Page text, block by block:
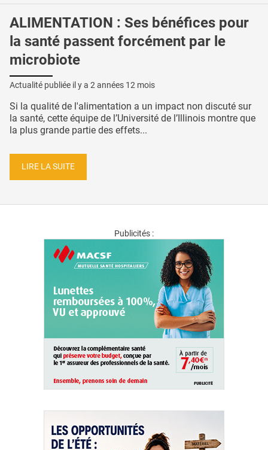
ALIMENTATION : Ses bénéfices pour
la santé passent forcément par le
microbiote
Actualité publiée il y a 2 années 12 mois
Si la qualité de l'alimentation a un impact non discuté sur
la santé, cette équipe de l’Université de l’Illinois montre que
la plus grande partie des effets...
LIRE LA SUITE
Publicités :